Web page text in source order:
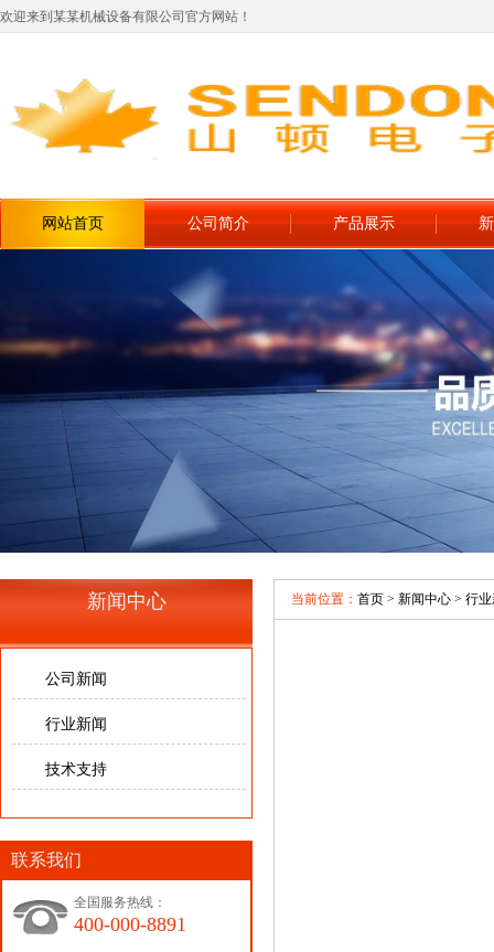
欢迎来到某某机械设备有限公司官方网站！
网站首页 公司简介 产品展示
新闻中心
公司新闻
行业新闻
技术支持
联系我们
全国服务热线：
400-000-8891
当前位置： 首页 > 新闻中心 > 行